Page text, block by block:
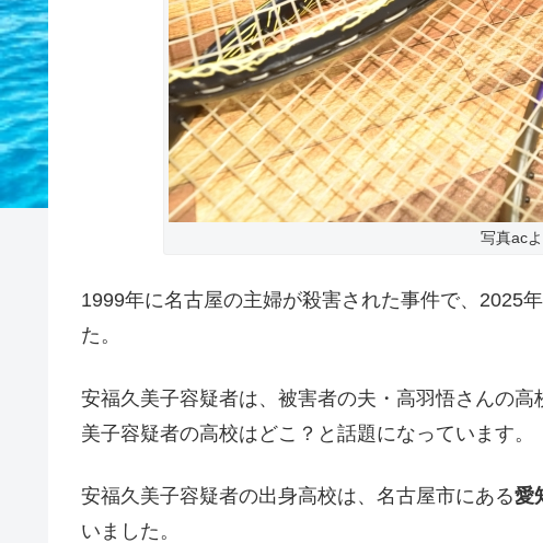
写真ac
1999年に名古屋の主婦が殺害された事件で、2025
た。
安福久美子容疑者は、被害者の夫・高羽悟さんの
美子容疑者の高校はどこ？と話題になっています。
安福久美子容疑者の出身高校は、名古屋市にある愛
いました。